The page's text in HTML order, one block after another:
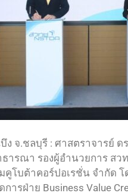
จ.ชลบุรี : ศาสตราจารย์
ารณา รองผู้อำนวยการ
คูโบต้าคอร์ปอเรชั่น จำกัด
รฝ่าย Business Value